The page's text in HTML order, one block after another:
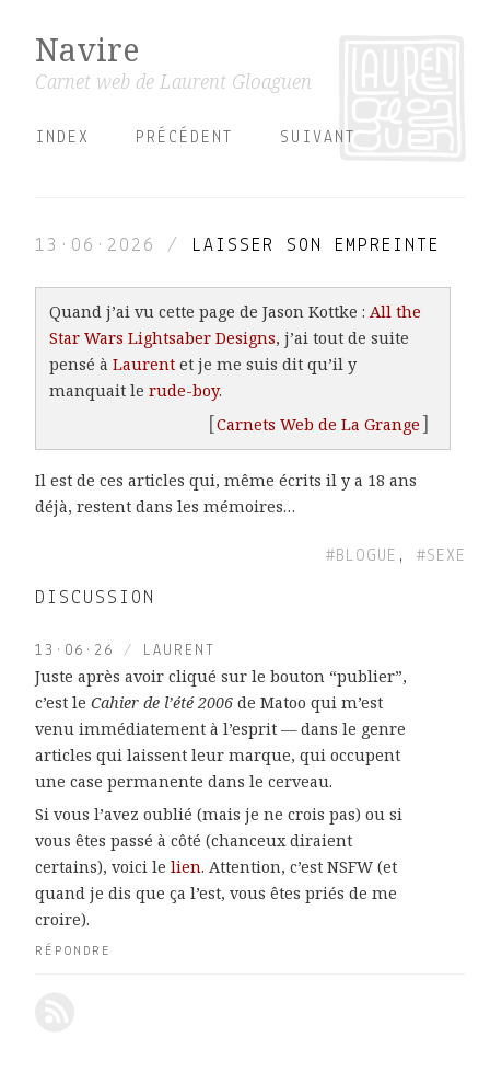
Navire
Carnet web de Laurent Gloaguen
INDEX PRÉCÉDENT SUIVANT
13·06·2026 / LAISSER SON EMPREINTE
Quand j’ai vu cette page de Jason Kottke : All the
Star Wars Lightsaber Designs, j’ai tout de suite
pensé à Laurent et je me suis dit qu’il y
manquait le rude-boy.
Carnets Web de La Grange
Il est de ces articles qui, même écrits il y a 18 ans
déjà, restent dans les mémoires…
#BLOGUE ,#SEXE
DISCUSSION
13·06·26 / LAURENT
Juste après avoir cliqué sur le bouton “publier”,
c’est le Cahier de l’été 2006 de Matoo qui m’est
venu immédiatement à l’esprit — dans le genre
articles qui laissent leur marque, qui occupent
une case permanente dans le cerveau.
Si vous l’avez oublié (mais je ne crois pas) ou si
vous êtes passé à côté (chanceux diraient
certains), voici le lien. Attention, c’est NSFW (et
quand je dis que ça l’est, vous êtes priés de me
croire).
RÉPONDRE